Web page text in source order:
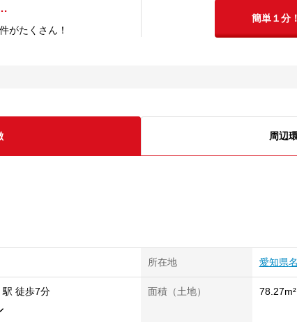
がたくさん！
簡単１分
周辺
所在地 愛知県
駅 徒歩7分
面積（土地） 78.27m²